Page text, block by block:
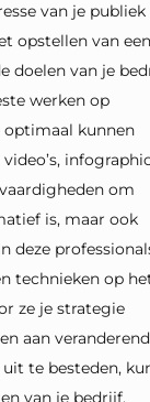
van je publiek
opstellen van een
doelen van je
werken op
optimaal kunnen
om
is, maar ook
deze
technieken op
ze je strategie
aan
te besteden,
van je bedrijf,